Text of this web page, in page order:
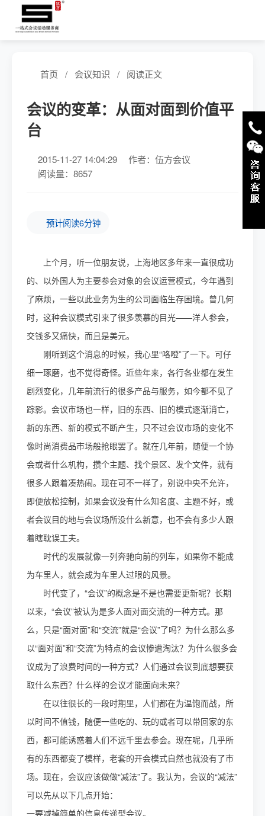
首页 / 会议知识 / 阅读正文
会议的变革：从面对面到价值平
台
2015-11-27 14:04:29
作者：伍方会议
阅读量：8657
预计阅读6分钟
上个月，听一位朋友说，上海地区多年来一直很成功
的、以外国人为主要参会对象的会议运营模式，今年遇到
了麻烦，一些以此业务为生的公司面临生存困境。曾几何
时，这种会议模式引来了很多羡慕的目光——洋人参会，
交钱多又痛快，而且是美元。
刚听到这个消息的时候，我心里“咯噔”了一下。可仔
细一琢磨，也不觉得奇怪。近些年来，各行各业都在发生
剧烈变化，几年前流行的很多产品与服务，如今都不见了
踪影。会议市场也一样，旧的东西、旧的模式逐渐消亡，
新的东西、新的模式不断产生，只不过会议市场的变化不
像时尚消费品市场般抢眼罢了。就在几年前，随便一个协
会或者什么机构，攒个主题、找个景区、发个文件，就有
很多人跟着凑热闹。现在可不一样了，别说中央不允许，
即便放松控制，如果会议没有什么知名度、主题不好，或
者会议目的地与会议场所没什么新意，也不会有多少人跟
着瞎耽误工夫。
时代的发展就像一列奔驰向前的列车，如果你不能成
为车里人，就会成为车里人过眼的风景。
时代变了，“会议”的概念是不是也需要更新呢？长期
以来，“会议”被认为是多人面对面交流的一种方式。那
么，只是“面对面”和“交流”就是“会议”了吗？为什么那么多
以“面对面”和“交流”为特点的会议惨遭淘汰？为什么很多会
议成为了浪费时间的一种方式？人们通过会议到底想要获
取什么东西？什么样的会议才能面向未来？
在以往很长的一段时期里，人们都在为温饱而战，所
以时间不值钱，随便一些吃的、玩的或者可以带回家的东
西，都可能诱惑着人们不远千里去参会。现在呢，几乎所
有的东西都变了模样，老套的开会模式自然也就没有了市
场。现在，会议应该做做“减法”了。我认为，会议的“减法”
可以先从以下几点开始：
一要减掉简单的信息传递型会议。